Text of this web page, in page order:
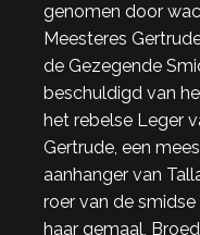
genomen door
Meesteres
de Gezegende
beschuldigd van
het rebelse Leger
Gertrude, een
aanhanger van
roer van de
haar gemaal,